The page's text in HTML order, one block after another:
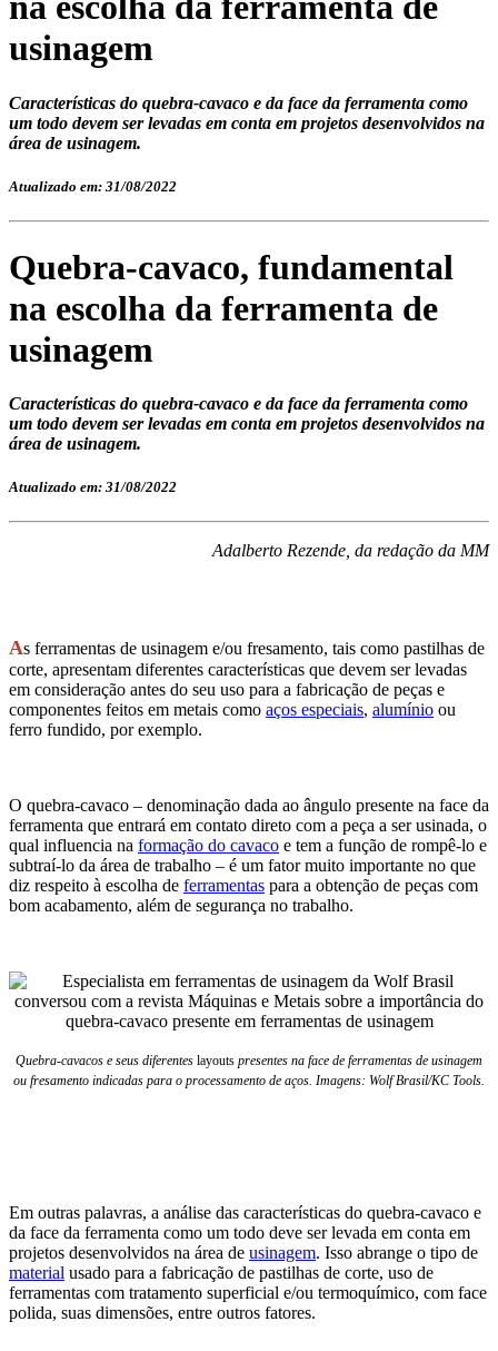
usinagem
Características do quebra-cavaco e da face da ferramenta como
um todo devem ser levadas em conta em projetos desenvolvidos na
área de usinagem.
Atualizado em: 31/08/2022
Quebra-cavaco, fundamental
na escolha da ferramenta de
usinagem
Características do quebra-cavaco e da face da ferramenta como
um todo devem ser levadas em conta em projetos desenvolvidos na
área de usinagem.
Atualizado em: 31/08/2022
Adalberto Rezende, da redação da MM
As ferramentas de usinagem e/ou fresamento, tais como pastilhas de
corte, apresentam diferentes características que devem ser levadas
em consideração antes do seu uso para a fabricação de peças e
componentes feitos em metais como aços especiais, alumínio ou
ferro fundido, por exemplo.
O quebra-cavaco – denominação dada ao ângulo presente na face da
ferramenta que entrará em contato direto com a peça a ser usinada, o
qual influencia na formação do cavaco e tem a função de rompê-lo e
subtraí-lo da área de trabalho – é um fator muito importante no que
diz respeito à escolha de ferramentas para a obtenção de peças com
bom acabamento, além de segurança no trabalho.
Quebra-cavacos e seus diferentes layouts presentes na face de ferramentas de usinagem
ou fresamento indicadas para o processamento de aços. Imagens: Wolf Brasil/KC Tools.
Em outras palavras, a análise das características do quebra-cavaco e
da face da ferramenta como um todo deve ser levada em conta em
projetos desenvolvidos na área de usinagem. Isso abrange o tipo de
material usado para a fabricação de pastilhas de corte, uso de
ferramentas com tratamento superficial e/ou termoquímico, com face
polida, suas dimensões, entre outros fatores.